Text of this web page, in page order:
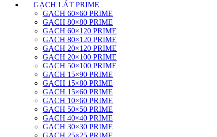
GẠCH LÁT PRIME
GẠCH 60×60 PRIME
GẠCH 80×80 PRIME
GẠCH 60×120 PRIME
GẠCH 80×120 PRIME
GẠCH 20×120 PRIME
GẠCH 20×100 PRIME
GẠCH 50×100 PRIME
GẠCH 15×90 PRIME
GẠCH 15×80 PRIME
GẠCH 15×60 PRIME
GẠCH 10×60 PRIME
GẠCH 50×50 PRIME
GẠCH 40×40 PRIME
GẠCH 30×30 PRIME
GẠCH 25×25 PRIME